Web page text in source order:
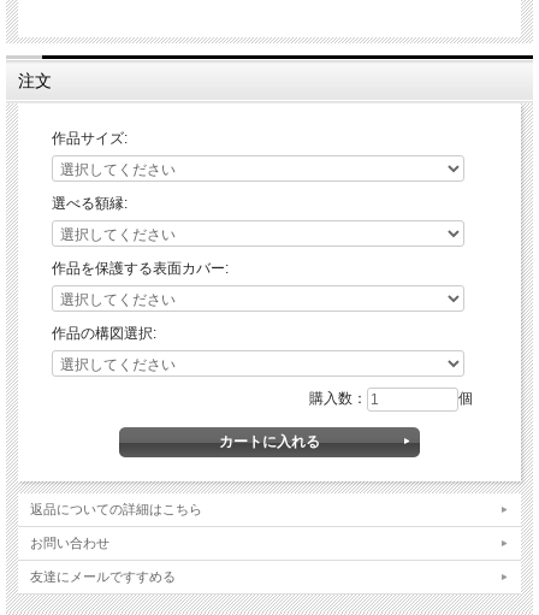
注文
作品サイズ:
選べる額縁:
作品を保護する表面カバー:
作品の構図選択:
購入数： 個
返品についての詳細はこちら
お問い合わせ
友達にメールですすめる